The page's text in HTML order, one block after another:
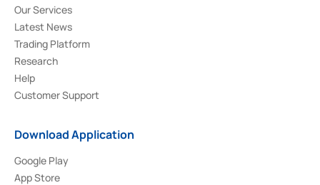
Our Services
Latest News
Trading Platform
Research
Help
Customer Support
Download Application
Google Play
App Store